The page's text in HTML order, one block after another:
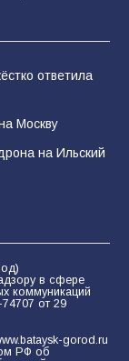
ответила
Москву
на Ильский
в сфере
коммуникаций
от 29
gorod.ru
РФ об